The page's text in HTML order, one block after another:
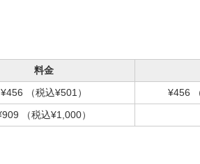
料金
¥456 （税込¥501） ¥456
（税込¥1,000）